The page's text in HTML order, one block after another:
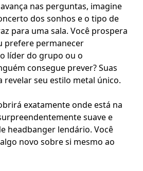
nas perguntas, imagine
dos sonhos e o tipo de
para uma sala. Você prospera
prefere permanecer
líder do grupo ou o
consegue prever? Suas
revelar seu estilo metal único.
exatamente onde está na
suave e
headbanger lendário. Você
novo sobre si mesmo ao